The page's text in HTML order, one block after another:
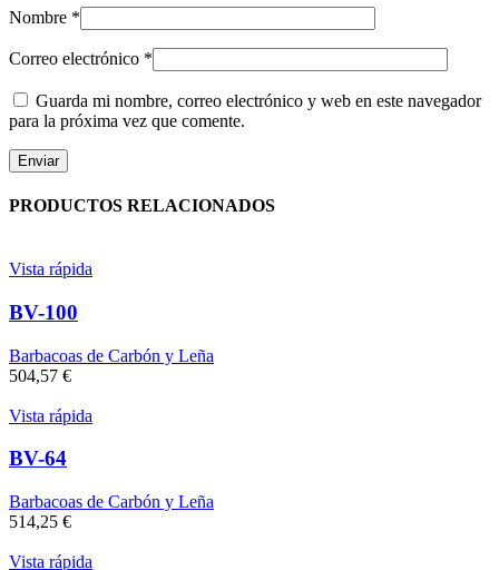
Nombre *
Correo electrónico *
Guarda mi nombre, correo electrónico y web en este navegador
para la próxima vez que comente.
PRODUCTOS RELACIONADOS
Vista rápida
BV-100
Barbacoas de Carbón y Leña
504,57 €
Vista rápida
BV-64
Barbacoas de Carbón y Leña
514,25 €
Vista rápida